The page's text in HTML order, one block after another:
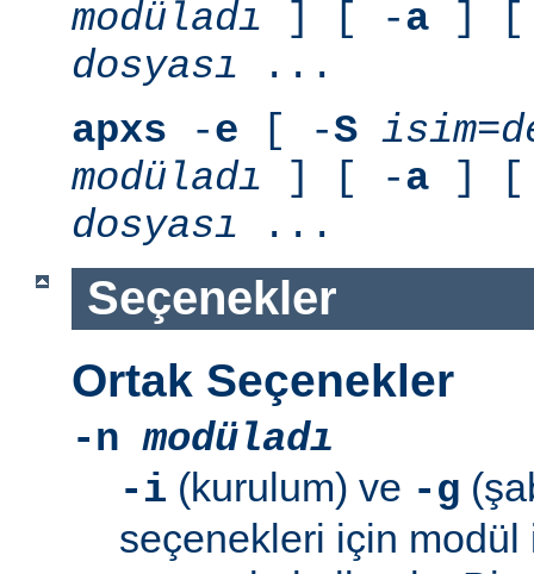
modüladı ] [ -a ] [
dosyası ...
apxs -e [ -S
modüladı ] [ -a ] [
dosyası ...
Seçenekler
Ortak Seçenekler
-n modüladı
-i (kurulum) ve -g
seçenekleri için modül